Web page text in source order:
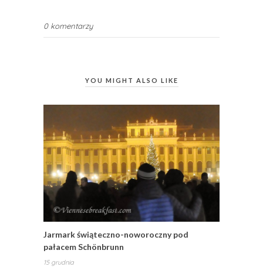
0 komentarzy
YOU MIGHT ALSO LIKE
Jarmark świąteczno-noworoczny pod
pałacem Schönbrunn
15 grudnia